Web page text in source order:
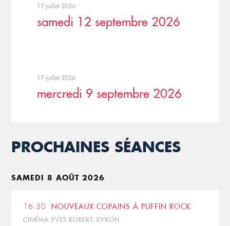
17 juillet 2026
samedi 12 septembre 2026
17 juillet 2026
mercredi 9 septembre 2026
PROCHAINES SÉANCES
SAMEDI 8 AOÛT 2026
16:30 NOUVEAUX COPAINS À PUFFIN ROCK
CINÉMA YVES ROBERT, EVRON